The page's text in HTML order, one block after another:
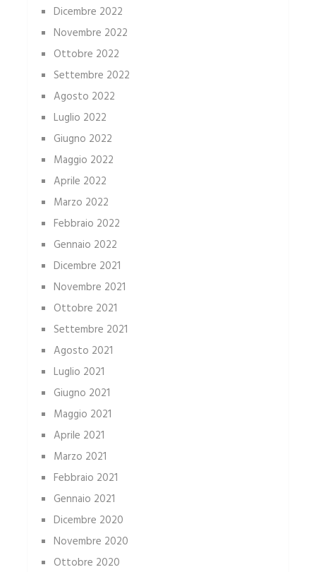
Dicembre 2022
Novembre 2022
Ottobre 2022
Settembre 2022
Agosto 2022
Luglio 2022
Giugno 2022
Maggio 2022
Aprile 2022
Marzo 2022
Febbraio 2022
Gennaio 2022
Dicembre 2021
Novembre 2021
Ottobre 2021
Settembre 2021
Agosto 2021
Luglio 2021
Giugno 2021
Maggio 2021
Aprile 2021
Marzo 2021
Febbraio 2021
Gennaio 2021
Dicembre 2020
Novembre 2020
Ottobre 2020